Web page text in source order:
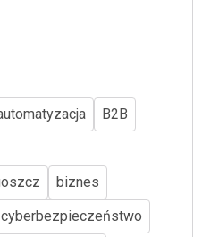
B2B
biznes
cyberbezpieczeństwo